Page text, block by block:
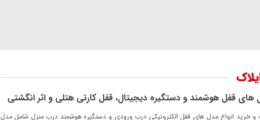
های قفل هوشمند و دستگیره دیجیتال، قفل کارتی هتلی و اثر انگشتی
خرید انواع مدل های قفل الکترونیکی درب ورودی و دستگیره هوشمند درب منزل شامل مدل